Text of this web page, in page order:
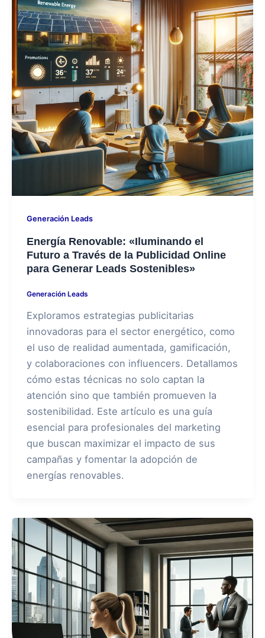
Generación Leads
Energía Renovable: «Iluminando el
Futuro a Través de la Publicidad Online
para Generar Leads Sostenibles»
Generación Leads
Exploramos estrategias publicitarias
innovadoras para el sector energético, como
el uso de realidad aumentada, gamificación,
y colaboraciones con influencers. Detallamos
cómo estas técnicas no solo captan la
atención sino que también promueven la
sostenibilidad. Este artículo es una guía
esencial para profesionales del marketing
que buscan maximizar el impacto de sus
campañas y fomentar la adopción de
energías renovables.